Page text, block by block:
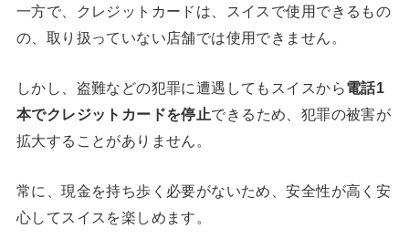
一方で、クレジットカードは、スイスで使用できるもの
の、取り扱っていない店舗では使用できません。
しかし、盗難などの犯罪に遭遇してもスイスから電話1
本でクレジットカードを停止できるため、犯罪の被害が
拡大することがありません。
常に、現金を持ち歩く必要がないため、安全性が高く安
心してスイスを楽しめます。